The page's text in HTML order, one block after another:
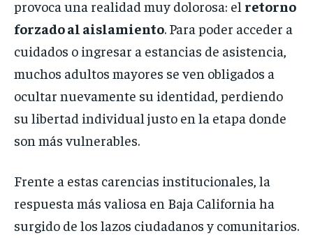
provoca una realidad muy dolorosa: el retorno
forzado al aislamiento. Para poder acceder a
cuidados o ingresar a estancias de asistencia,
muchos adultos mayores se ven obligados a
ocultar nuevamente su identidad, perdiendo
su libertad individual justo en la etapa donde
son más vulnerables.
Frente a estas carencias institucionales, la
respuesta más valiosa en Baja California ha
surgido de los lazos ciudadanos y comunitarios.